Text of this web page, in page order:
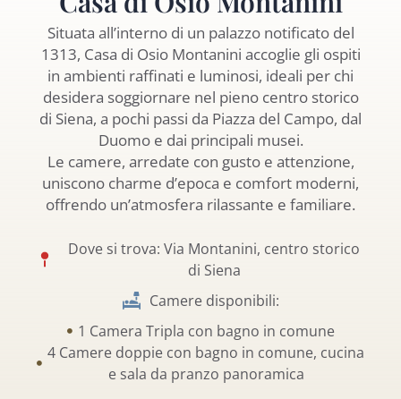
Situata all’interno di un palazzo notificato del
1313, Casa di Osio Montanini accoglie gli ospiti
in ambienti raffinati e luminosi, ideali per chi
desidera soggiornare nel pieno centro storico
di Siena, a pochi passi da Piazza del Campo, dal
Duomo e dai principali musei.
Le camere, arredate con gusto e attenzione,
uniscono charme d’epoca e comfort moderni,
offrendo un’atmosfera rilassante e familiare.
Dove si trova: Via Montanini, centro storico
di Siena
Camere disponibili:
1 Camera Tripla con bagno in comune
4 Camere doppie con bagno in comune, cucina
e sala da pranzo panoramica